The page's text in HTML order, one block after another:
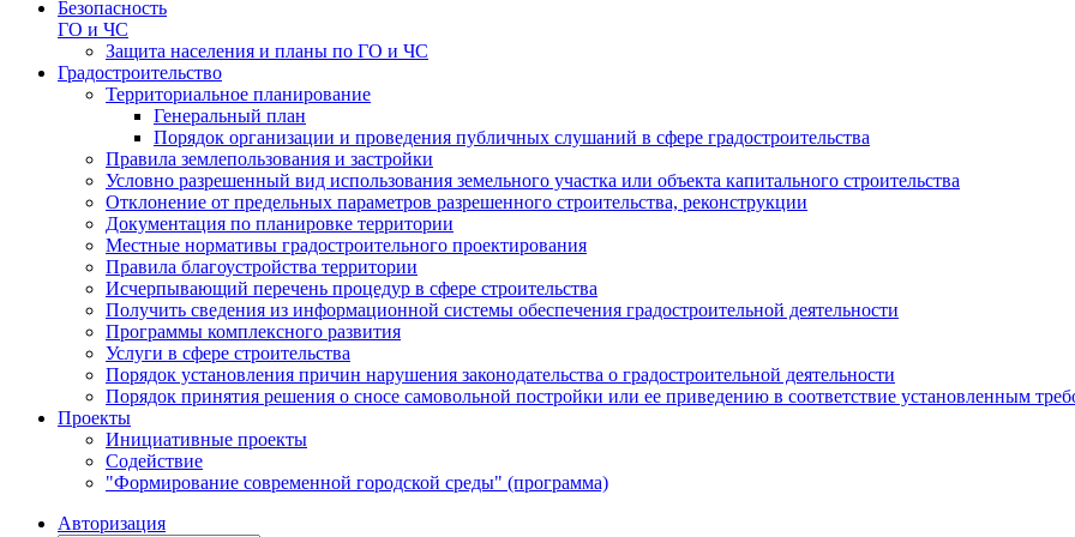
Безопасность
ГО и ЧС
Защита населения и планы по ГО и ЧС
Градостроительство
Территориальное планирование
Генеральный план
Порядок организации и проведения публичных слушаний в сфере градостроительства
Правила землепользования и застройки
Условно разрешенный вид использования земельного участка или объекта капитального строительства
Отклонение от предельных параметров разрешенного строительства, реконструкции
Документация по планировке территории
Местные нормативы градостроительного проектирования
Правила благоустройства территории
Исчерпывающий перечень процедур в сфере строительства
Получить сведения из информационной системы обеспечения градостроительной деятельности
Программы комплексного развития
Услуги в сфере строительства
Порядок установления причин нарушения законодательства о градостроительной деятельности
Порядок принятия решения о сносе самовольной постройки или ее приведению в соответствие установленным
Проекты
Инициативные проекты
Содействие
"Формирование современной городской среды" (программа)
Авторизация